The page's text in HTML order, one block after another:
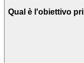
veloce e non
su qualcosa di meno
eccezionale degno del
Qual è l'obiettivo